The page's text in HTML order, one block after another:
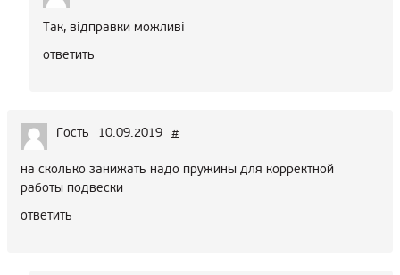
Так, відправки можливі
ответить
Гость 10.09.2019 #
на сколько занижать надо пружины для корректной
работы подвески
ответить